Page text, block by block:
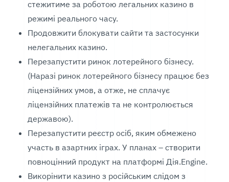
стежитиме за роботою легальних казино в
режимі реального часу.
Продовжити блокувати сайти та застосунки
нелегальних казино.
Перезапустити ринок лотерейного бізнесу.
(Наразі ринок лотерейного бізнесу працює без
ліцензійних умов, а отже, не сплачує
ліцензійних платежів та не контролюється
державою).
Перезапустити реєстр осіб, яким обмежено
участь в азартних іграх. У планах – створити
повноцінний продукт на платформі Дія.Engine.
Викорінити казино з російським слідом з